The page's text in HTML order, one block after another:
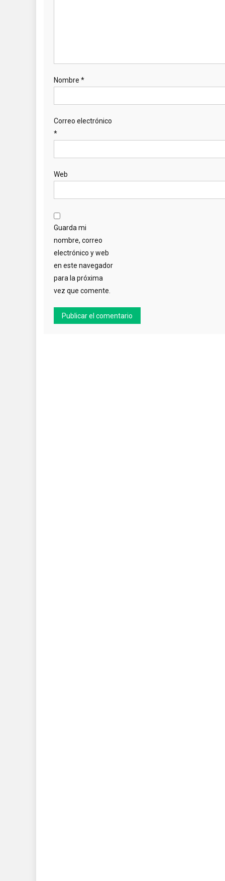
Nombre *
Correo electrónico
*
Web
Guarda mi
nombre, correo
electrónico y web
en este navegador
para la próxima
vez que comente.